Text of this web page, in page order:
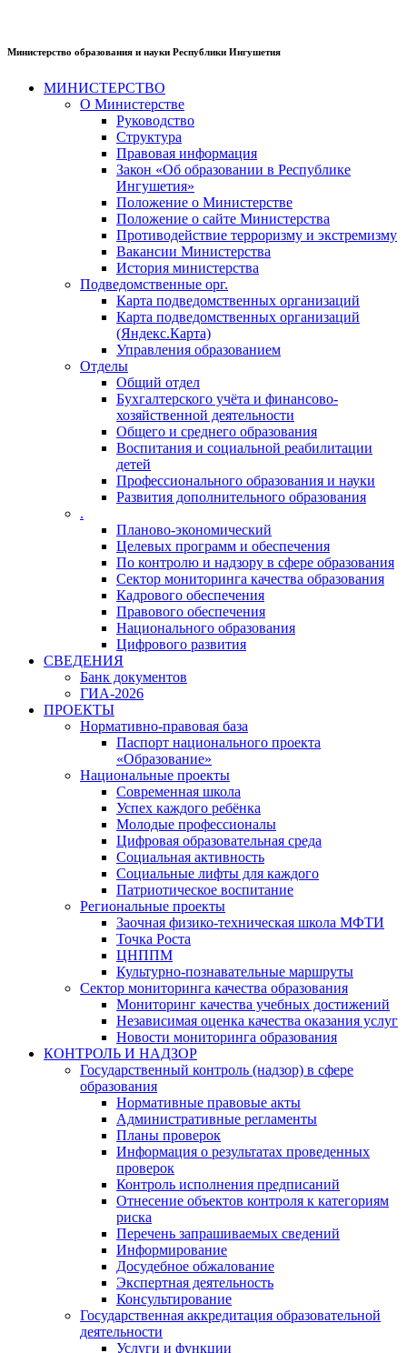
Министерство образования и науки Республики Ингушетия
МИНИСТЕРСТВО
О Министерстве
Руководство
Структура
Правовая информация
Закон «Об образовании в Республике
Ингушетия»
Положение о Министерстве
Положение о сайте Министерства
Противодействие терроризму и экстремизму
Вакансии Министерства
История министерства
Подведомственные орг.
Карта подведомственных организаций
Карта подведомственных организаций
(Яндекс.Карта)
Управления образованием
Отделы
Общий отдел
Бухгалтерского учёта и финансово-
хозяйственной деятельности
Общего и среднего образования
Воспитания и социальной реабилитации
детей
Профессионального образования и науки
Развития дополнительного образования
.
Планово-экономический
Целевых программ и обеспечения
По контролю и надзору в сфере образования
Сектор мониторинга качества образования
Кадрового обеспечения
Правового обеспечения
Национального образования
Цифрового развития
СВЕДЕНИЯ
Банк документов
ГИА-2026
ПРОЕКТЫ
Нормативно-правовая база
Паспорт национального проекта
«Образование»
Национальные проекты
Современная школа
Успех каждого ребёнка
Молодые профессионалы
Цифровая образовательная среда
Социальная активность
Социальные лифты для каждого
Патриотическое воспитание
Региональные проекты
Заочная физико-техническая школа МФТИ
Точка Роста
ЦНППМ
Культурно-познавательные маршруты
Сектор мониторинга качества образования
Мониторинг качества учебных достижений
Независимая оценка качества оказания услуг
Новости мониторинга образования
КОНТРОЛЬ И НАДЗОР
Государственный контроль (надзор) в сфере
образования
Нормативные правовые акты
Административные регламенты
Планы проверок
Информация о результатах проведенных
проверок
Контроль исполнения предписаний
Отнесение объектов контроля к категориям
риска
Перечень запрашиваемых сведений
Информирование
Досудебное обжалование
Экспертная деятельность
Консультирование
Государственная аккредитация образовательной
деятельности
Услуги и функции